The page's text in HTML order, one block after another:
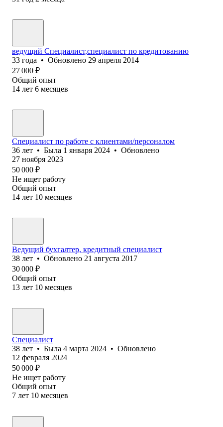
ведущий Специалист,специалист по кредитованию
33 года • Обновлено 29 апреля 2014
27 000 ₽
Общий опыт
14 лет 6 месяцев
Специалист по работе с клиентами/персоналом
36 лет • Была 1 января 2024 • Обновлено
27 ноября 2023
50 000 ₽
Не ищет работу
Общий опыт
14 лет 10 месяцев
Ведущий бухгалтер, кредитный специалист
38 лет • Обновлено 21 августа 2017
30 000 ₽
Общий опыт
13 лет 10 месяцев
Специалист
38 лет • Была 4 марта 2024 • Обновлено
12 февраля 2024
50 000 ₽
Не ищет работу
Общий опыт
7 лет 10 месяцев